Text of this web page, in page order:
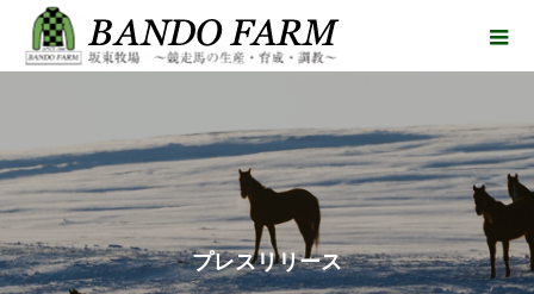
プレスリリース